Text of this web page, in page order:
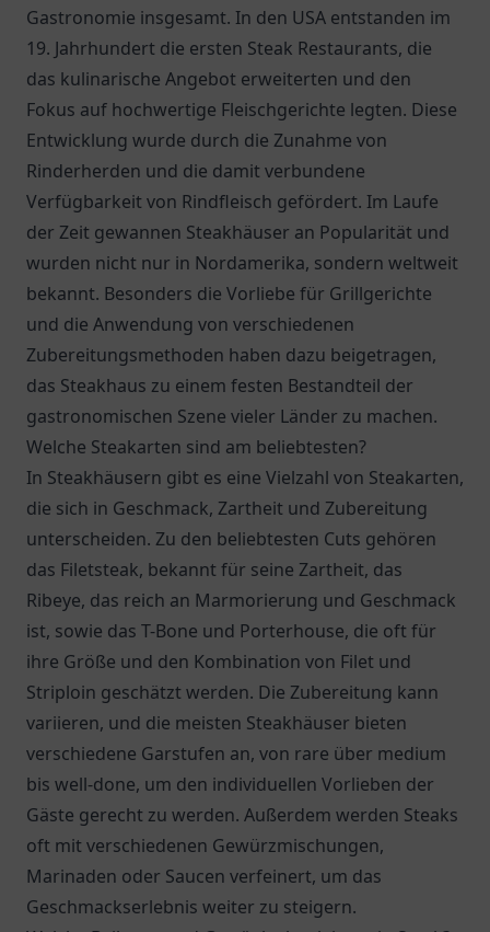
Gastronomie insgesamt. In den USA entstanden im
19. Jahrhundert die ersten Steak Restaurants, die
das kulinarische Angebot erweiterten und den
Fokus auf hochwertige Fleischgerichte legten. Diese
Entwicklung wurde durch die Zunahme von
Rinderherden und die damit verbundene
Verfügbarkeit von Rindfleisch gefördert. Im Laufe
der Zeit gewannen Steakhäuser an Popularität und
wurden nicht nur in Nordamerika, sondern weltweit
bekannt. Besonders die Vorliebe für Grillgerichte
und die Anwendung von verschiedenen
Zubereitungsmethoden haben dazu beigetragen,
das Steakhaus zu einem festen Bestandteil der
gastronomischen Szene vieler Länder zu machen.
Welche Steakarten sind am beliebtesten?
In Steakhäusern gibt es eine Vielzahl von Steakarten,
die sich in Geschmack, Zartheit und Zubereitung
unterscheiden. Zu den beliebtesten Cuts gehören
das Filetsteak, bekannt für seine Zartheit, das
Ribeye, das reich an Marmorierung und Geschmack
ist, sowie das T-Bone und Porterhouse, die oft für
ihre Größe und den Kombination von Filet und
Striploin geschätzt werden. Die Zubereitung kann
variieren, und die meisten Steakhäuser bieten
verschiedene Garstufen an, von rare über medium
bis well-done, um den individuellen Vorlieben der
Gäste gerecht zu werden. Außerdem werden Steaks
oft mit verschiedenen Gewürzmischungen,
Marinaden oder Saucen verfeinert, um das
Geschmackserlebnis weiter zu steigern.